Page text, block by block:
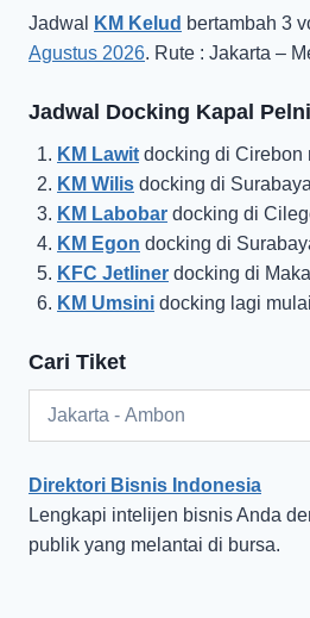
Jadwal KM Kelud bertambah 3
Agustus 2026. Rute : Jakarta –
Jadwal Docking Kapal Pelni
KM Lawit docking di Cirebon
KM Wilis docking di
KM Labobar docking di
KM Egon docking di
KFC Jetliner docking di
KM Umsini docking lagi
Cari Tiket
Direktori Bisnis Indonesia
Lengkapi intelijen bisnis Anda
publik yang melantai di bursa.